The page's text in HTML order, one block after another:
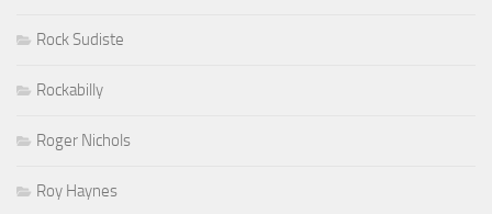
Rock Sudiste
Rockabilly
Roger Nichols
Roy Haynes